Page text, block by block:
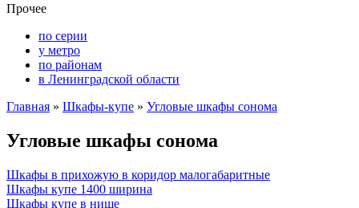
Прочее
по серии
у метро
по районам
в Ленинградской области
Главная » Шкафы-купе » Угловые шкафы сонома
Угловые шкафы сонома
Шкафы в прихожую в коридор малогабаритные
Шкафы купе 1400 ширина
Шкафы купе в нише